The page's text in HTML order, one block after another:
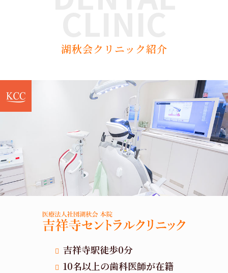
湖秋会クリニック紹介
吉祥寺駅徒歩0分
10名以上の歯科医師が在籍